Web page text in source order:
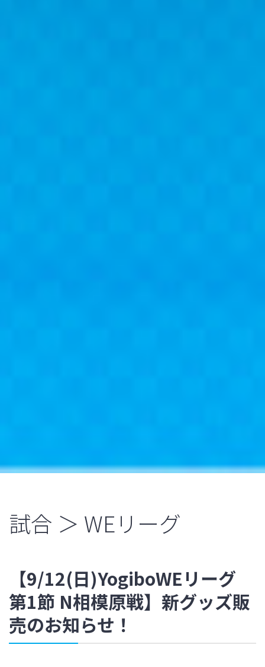
試合 ＞ WEリーグ
【9/12(日)YogiboWEリーグ
第1節 N相模原戦】新グッズ販
売のお知らせ！